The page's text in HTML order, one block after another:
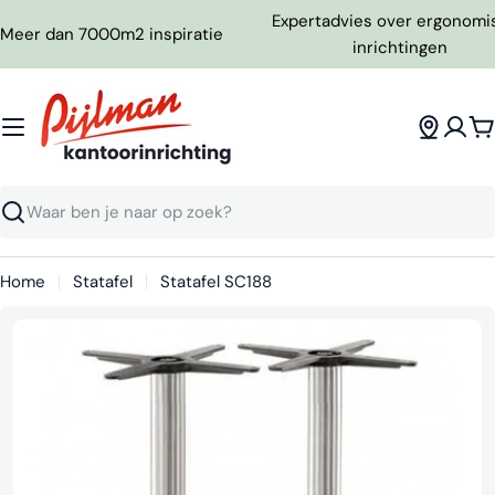
naar
inhoud
Meer dan 7000m2 inspiratie
Expertadvies over
inrichtingen
Zoeken
Home Statafel Statafel SC188